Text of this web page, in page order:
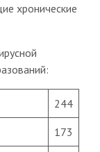
хронические
244
173